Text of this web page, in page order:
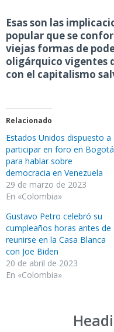
Esas son las
popular que se
viejas formas de
oligárquico vigentes
con el capitalismo
Relacionado
Estados Unidos dispuesto a
participar en foro en Bogotá
para hablar sobre
democracia en Venezuela
29 de marzo de 2023
En «Colombia»
Gustavo Petro celebró su
cumpleaños horas antes de
reunirse en la Casa Blanca
con Joe Biden
20 de abril de 2023
En «Colombia»